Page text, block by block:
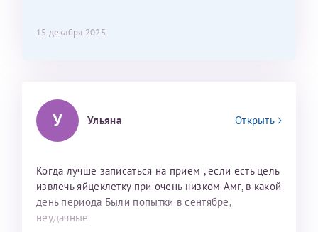
15 декабря 2025
У Ульяна Открыть
Когда лучше записаться на прием , если есть цель
извлечь яйцеклетку при очень низком Амг, в какой
день периода Были попытки в сентябре,
неудачные